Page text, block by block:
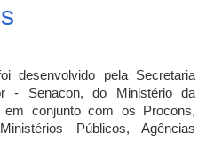
desenvolvido pela Secretaria
- Senacon, do Ministério da
conjunto com os Procons,
Públicos, Agências